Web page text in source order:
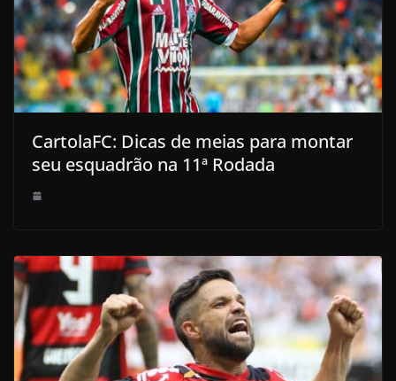
CartolaFC: Dicas de meias para montar
seu esquadrão na 11ª Rodada